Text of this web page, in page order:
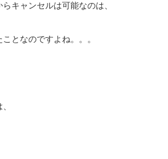
キャンセルは可能なのは、
となのですよね。。。